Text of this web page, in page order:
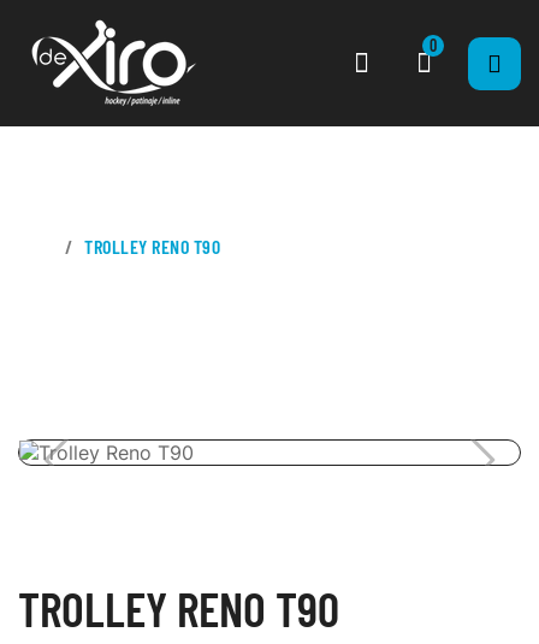
0
TROLLEY RENO T90
TROLLEY RENO T90